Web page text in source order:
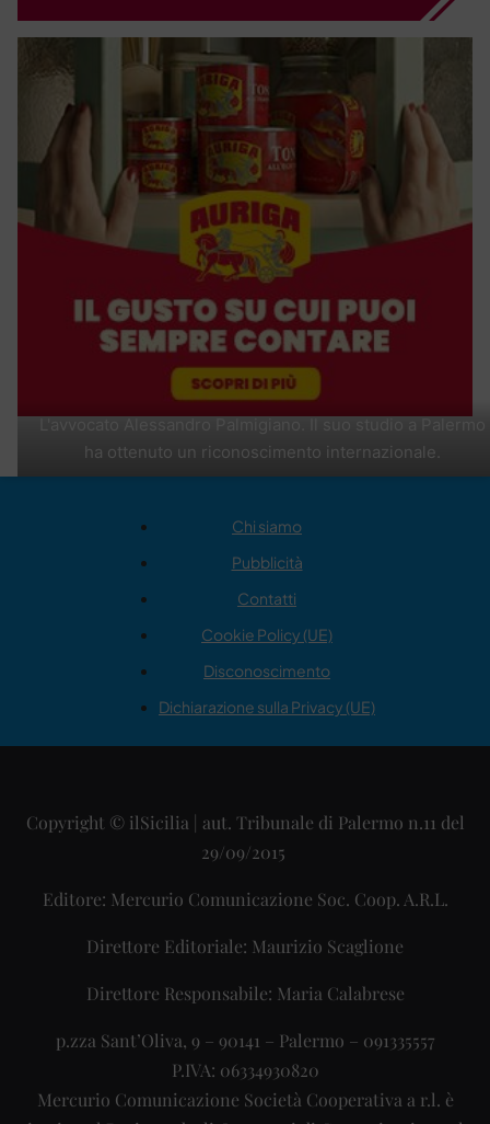
ha ottenuto un riconoscimento internazionale.
Chi siamo
Pubblicità
Contatti
Cookie Policy (UE)
Disconoscimento
Dichiarazione sulla Privacy (UE)
Copyright © ilSicilia | aut. Tribunale di Palermo n.11 del
29/09/2015
Editore: Mercurio Comunicazione Soc. Coop. A.R.L.
Direttore Editoriale: Maurizio Scaglione
Direttore Responsabile: Maria Calabrese
p.zza Sant’Oliva, 9 – 90141 – Palermo – 091335557
P.IVA: 06334930820
Mercurio Comunicazione Società Cooperativa a r.l. è